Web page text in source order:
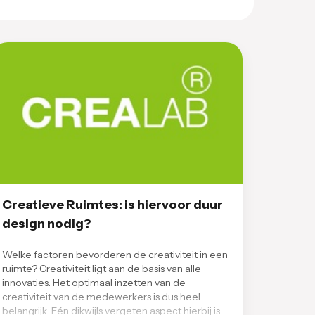
Creatieve Ruimtes: is hiervoor duur
design nodig?
Welke factoren bevorderen de creativiteit in een
ruimte? Creativiteit ligt aan de basis van alle
innovaties. Het optimaal inzetten van de
creativiteit van de medewerkers is dus heel
belangrijk. Eén dikwijls vergeten aspect hierbij is